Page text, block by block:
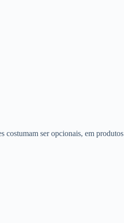
costumam ser opcionais, em produtos